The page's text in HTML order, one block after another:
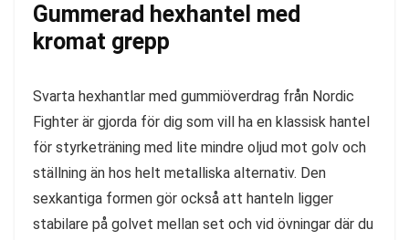
Gummerad hexhantel med
kromat grepp
Svarta hexhantlar med gummiöverdrag från Nordic
Fighter är gjorda för dig som vill ha en klassisk hantel
för styrketräning med lite mindre oljud mot golv och
ställning än hos helt metalliska alternativ. Den
sexkantiga formen gör också att hanteln ligger
stabilare på golvet mellan set och vid övningar där du